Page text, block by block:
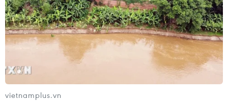
vietnamplus.vn